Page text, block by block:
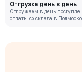
Отгрузка день в день
Отгружаем в день
оплаты со склада в